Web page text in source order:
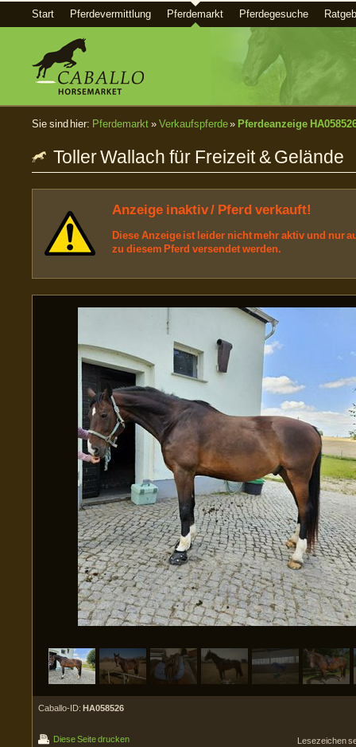
Start Pferdevermittlung Pferdemarkt Pferdegesuche
Sie sind hier: Pferdemarkt » Verkaufspferde» Pferdeanzeige
Toller Wallach für Freizeit & Gelände
Anzeige inaktiv / Pferd verkauft!
Diese Anzeige ist leider nicht mehr aktiv und nur
zu diesem Pferd versendet werden.
Caballo-ID: HA058526
Diese Seite drucken Lesezeichen